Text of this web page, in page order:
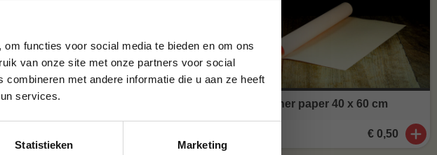
functies voor social media te bieden en om ons
van onze site met onze partners voor social
met andere informatie die u aan ze heeft
services.
Statistieken Marketing
bereikt, uitschakelt of
het apparaat wordt
Butcher paper 40 x 60 cm
€ 0,50
*